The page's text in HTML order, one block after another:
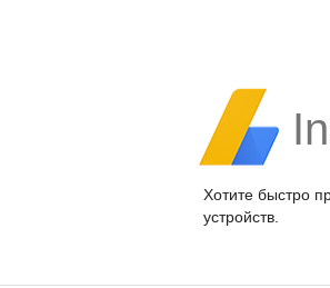
Хотите быстро
устройств.